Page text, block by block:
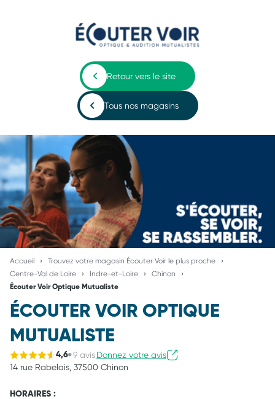
Retour vers le site
Tous nos magasins
Accueil
Trouvez votre magasin Écouter Voir le plus proche
Centre-Val de Loire
Indre-et-Loire Chinon
Écouter Voir Optique Mutualiste
ÉCOUTER VOIR OPTIQUE
MUTUALISTE
4,6 9 avisDonnez votre avis
14 rue Rabelais, 37500 Chinon
HORAIRES :